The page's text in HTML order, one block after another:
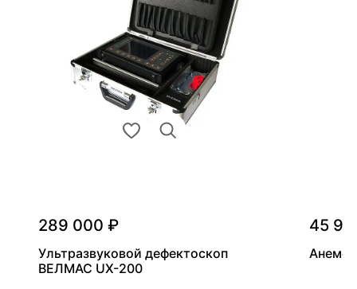
289 000 ₽
Ультразвуковой дефектоскоп
ВЕЛМАС UX-200
45